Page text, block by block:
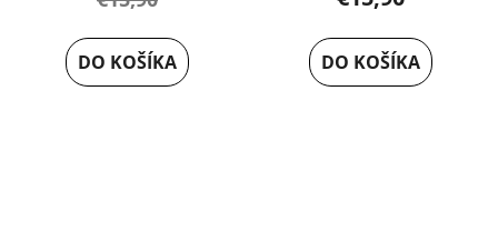
DO KOŠÍKA DO KOŠÍKA